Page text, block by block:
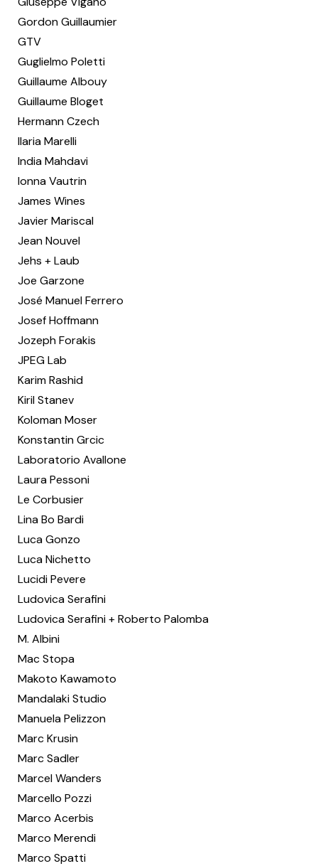
Gordon Guillaumier
GTV
Guglielmo Poletti
Guillaume Albouy
Guillaume Bloget
Hermann Czech
Ilaria Marelli
India Mahdavi
Ionna Vautrin
James Wines
Javier Mariscal
Jean Nouvel
Jehs + Laub
Joe Garzone
José Manuel Ferrero
Josef Hoffmann
Jozeph Forakis
JPEG Lab
Karim Rashid
Kiril Stanev
Koloman Moser
Konstantin Grcic
Laboratorio Avallone
Laura Pessoni
Le Corbusier
Lina Bo Bardi
Luca Gonzo
Luca Nichetto
Lucidi Pevere
Ludovica Serafini
Ludovica Serafini + Roberto Palomba
M. Albini
Mac Stopa
Makoto Kawamoto
Mandalaki Studio
Manuela Pelizzon
Marc Krusin
Marc Sadler
Marcel Wanders
Marcello Pozzi
Marco Acerbis
Marco Merendi
Marco Spatti